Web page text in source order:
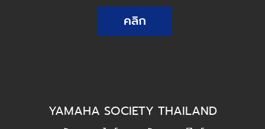
คลิก
YAMAHA SOCIETY THAILAND